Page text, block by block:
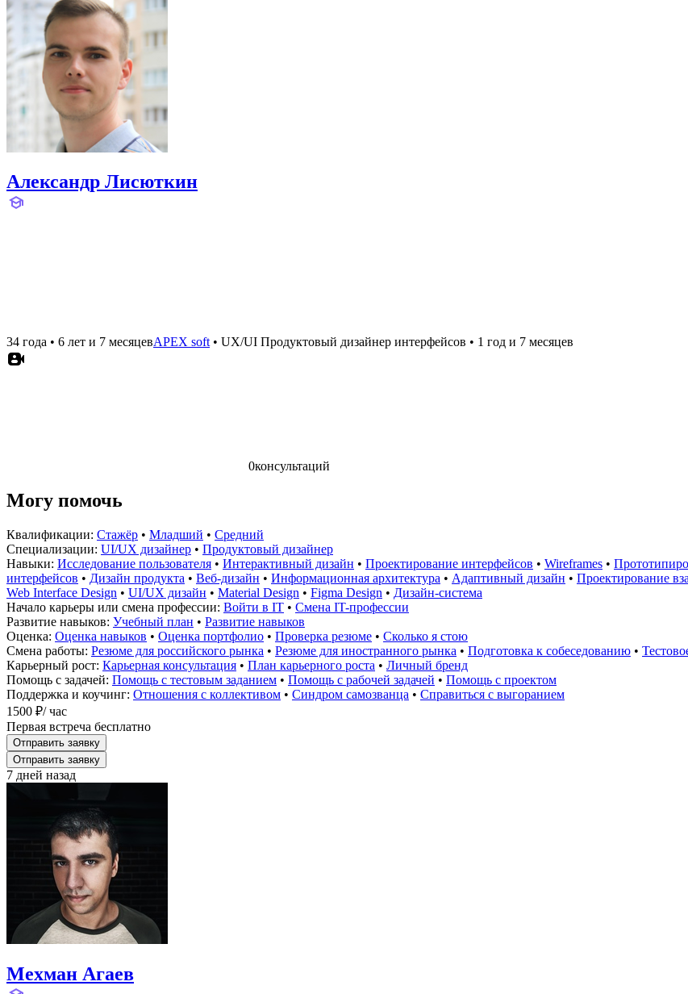
Александр Лисюткин
34 года • 6 лет и 7 месяцевAPEX soft • UX/UI Продуктовый дизайнер интерфейсов • 1 год и 7 месяцев
0консультаций
Могу помочь
Квалификации: Стажёр • Младший • Средний
Специализации: UI/UX дизайнер • Продуктовый дизайнер
Навыки: Исследование пользователя • Интерактивный дизайн • Проектирование интерфейсов • Wireframes •
интерфейсов • Дизайн продукта • Веб-дизайн • Информационная архитектура • Адаптивный дизайн • Проектирование
Web Interface Design • UI/UX дизайн • Material Design • Figma Design • Дизайн-система
Начало карьеры или смена профессии: Войти в IT • Смена IT-профессии
Развитие навыков: Учебный план • Развитие навыков
Оценка: Оценка навыков • Оценка портфолио • Проверка резюме • Сколько я стою
Смена работы: Резюме для российского рынка • Резюме для иностранного рынка • Подготовка к собеседованию •
Карьерный рост: Карьерная консультация • План карьерного роста • Личный бренд
Помощь с задачей: Помощь с тестовым заданием • Помощь с рабочей задачей • Помощь с проектом
Поддержка и коучинг: Отношения с коллективом • Синдром самозванца • Справиться с выгоранием
1500 ₽/ час
Первая встреча бесплатно
Отправить заявку
Отправить заявку
7 дней назад
Мехман Агаев